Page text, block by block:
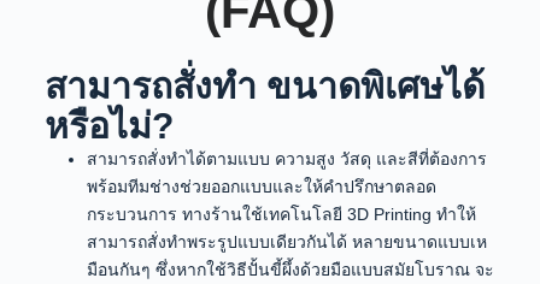
(FAQ)
สามารถสั่งทำ ขนาดพิเศษได้
หรือไม่?
สามารถสั่งทำได้ตามแบบ ความสูง วัสดุ และสีที่ต้องการ
พร้อมทีมช่างช่วยออกแบบและให้คำปรึกษาตลอด
กระบวนการ ทางร้านใช้เทคโนโลยี 3D Printing ทำให้
สามารถสั่งทำพระรูปแบบเดียวกันได้ หลายขนาดแบบเห
มือนกันๆ ซึ่งหากใช้วิธีปั้นขี้ผึ้งด้วยมือแบบสมัยโบราณ จะ